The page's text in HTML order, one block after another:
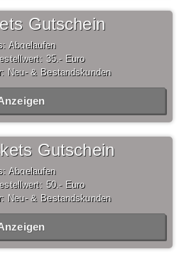
Gutschein
Abgelaufen
35,- Euro
Neu- & Bestandskunden
Gutschein
Abgelaufen
50,- Euro
Neu- & Bestandskunden